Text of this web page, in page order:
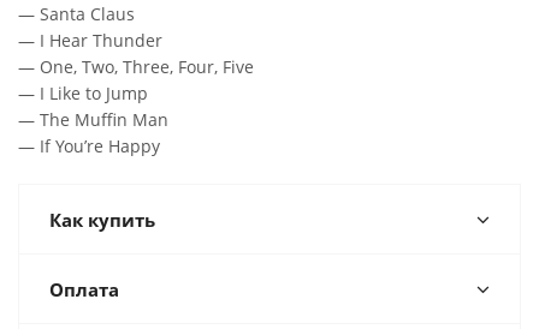
— Santa Claus
— I Hear Thunder
— One, Two, Three, Four, Five
— I Like to Jump
— The Muffin Man
— If You’re Happy
Как купить
Оплата